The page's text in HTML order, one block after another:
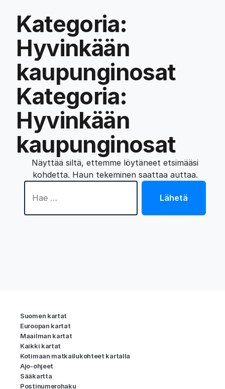
Kategoria:
Hyvinkään
kaupunginosat
Kategoria:
Hyvinkään
kaupunginosat
Näyttää siltä, ettemme löytäneet etsimääsi
kohdetta. Haun tekeminen saattaa auttaa.
Lähetä
Suomen kartat
Euroopan kartat
Maailman kartat
Kaikki kartat
Kotimaan matkailukohteet kartalla
Ajo-ohjeet
Sääkartta
Postinumerohaku